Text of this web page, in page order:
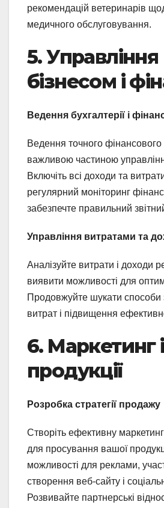
рекомендацій ветеринарів
медичного обслуговування.
5. Управління
бізнесом і
Ведення бухгалтерії і
Ведення точного фінансового
важливою частиною
Включіть всі доходи та
регулярний моніторинг
забезпечте правильний
Управління витратами та
Аналізуйте витрати і доходи
виявити можливості для
Продовжуйте шукати
витрат і підвищення
6. Маркетинг
продукції
Розробка стратегії продажу
Створіть ефективну
для просування вашої
можливості для реклами,
створення веб-сайту і
Розвивайте партнерські